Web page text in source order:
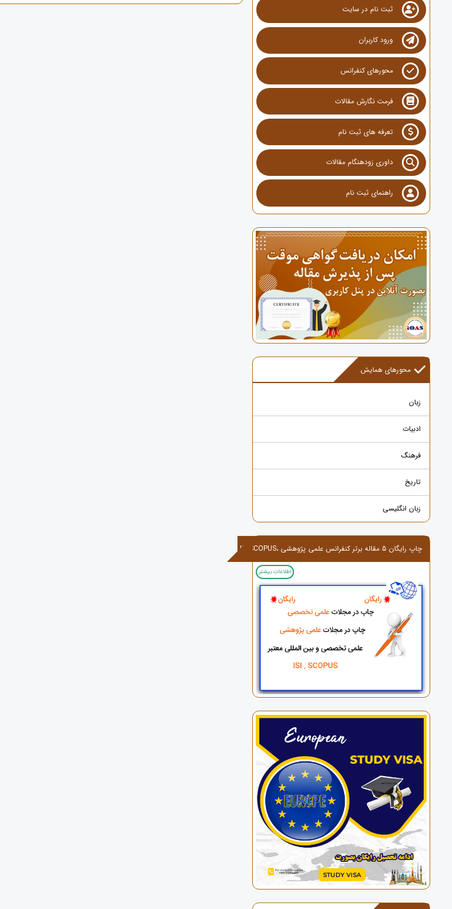
ثبت نام در سایت
ورود کاربران
محورهای کنفرانس
فرمت نگارش مقالات
تعرفه های ثبت نام
داوری زودهنگام مقالات
راهنمای ثبت نام
محورهای همایش
زبان
ادبیات
فرهنگ
تاریخ
زبان انگلیسی
چاپ رایگان 5 مقاله برتر کنفرانس علمی پژوهشی ،ISI,SCOPUS
اطلاعات بیشتر